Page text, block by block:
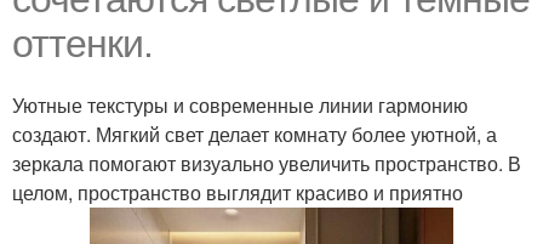
оттенки.
Уютные текстуры и современные линии гармонию
создают. Мягкий свет делает комнату более уютной, а
зеркала помогают визуально увеличить пространство. В
целом, пространство выглядит красиво и приятно